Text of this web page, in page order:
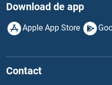
Download de app
Apple App Store
Contact